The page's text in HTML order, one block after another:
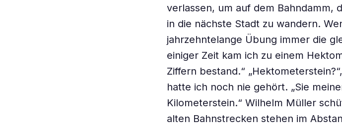
verlassen, um auf dem Bahndamm,
in die nächste Stadt zu wandern.
jahrzehntelange Übung immer die
einiger Zeit kam ich zu ­einem
Ziffern bestand.“
hatte ich noch nie gehört. „Sie
Kilometerstein.“ Wilhelm Müller
alten Bahnstrecken stehen im